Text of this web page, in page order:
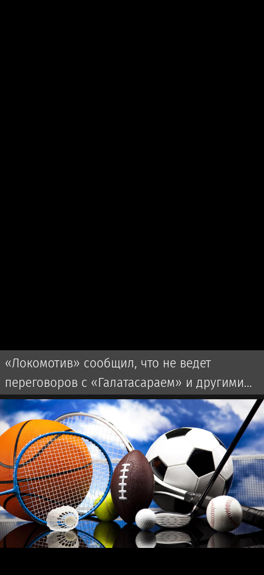
«Локомотив» сообщил, что не ведет
переговоров с «Галатасараем» и другими
клубами по трансферу Батракова